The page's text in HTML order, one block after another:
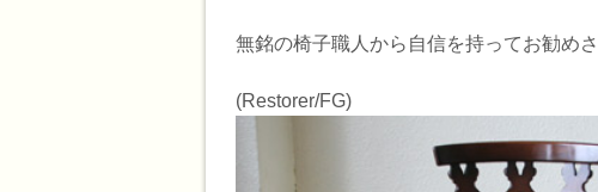
無銘の椅子職人から自信を持ってお勧め
(Restorer/FG)